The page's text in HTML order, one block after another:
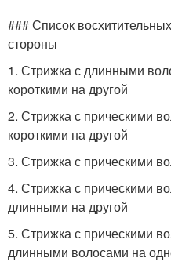
### Список
стороны
1. Стрижка с длинными
короткими на другой
2. Стрижка с прическими
короткими на другой
3. Стрижка с прическими
4. Стрижка с прическими
длинными на другой
5. Стрижка с прическими
длинными волосами на